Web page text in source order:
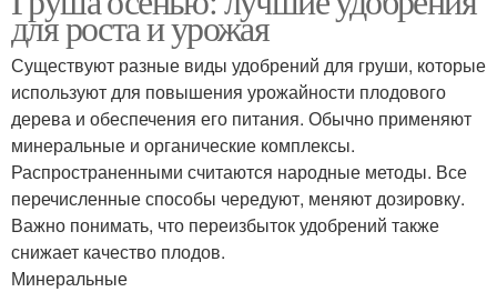
для роста и урожая
Существуют разные виды удобрений для груши, которые
используют для повышения урожайности плодового
дерева и обеспечения его питания. Обычно применяют
минеральные и органические комплексы.
Распространенными считаются народные методы. Все
перечисленные способы чередуют, меняют дозировку.
Важно понимать, что переизбыток удобрений также
снижает качество плодов.
Минеральные